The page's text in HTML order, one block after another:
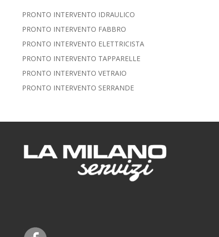
PRONTO INTERVENTO IDRAULICO
PRONTO INTERVENTO FABBRO
PRONTO INTERVENTO ELETTRICISTA
PRONTO INTERVENTO TAPPARELLE
PRONTO INTERVENTO VETRAIO
PRONTO INTERVENTO SERRANDE